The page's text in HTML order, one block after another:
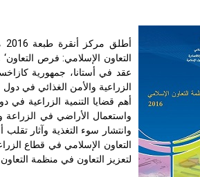
التعاون الإسلامي: فرص التعاون‘
عقد في أستانا، جمهورية كازاخستان، خلال
الزراعية والأمن الغذائي في
أهم قضايا التنمية الزراعية في
واستعمال الأراضي في الزراعة
وانتشار سوء التغذية وآثار
التعاون الإسلامي في قطاع
لتعزيز التعاون في منظمة